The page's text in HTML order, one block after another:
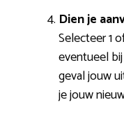
Dien je
Selecteer 1
eventueel
geval jouw
je jouw